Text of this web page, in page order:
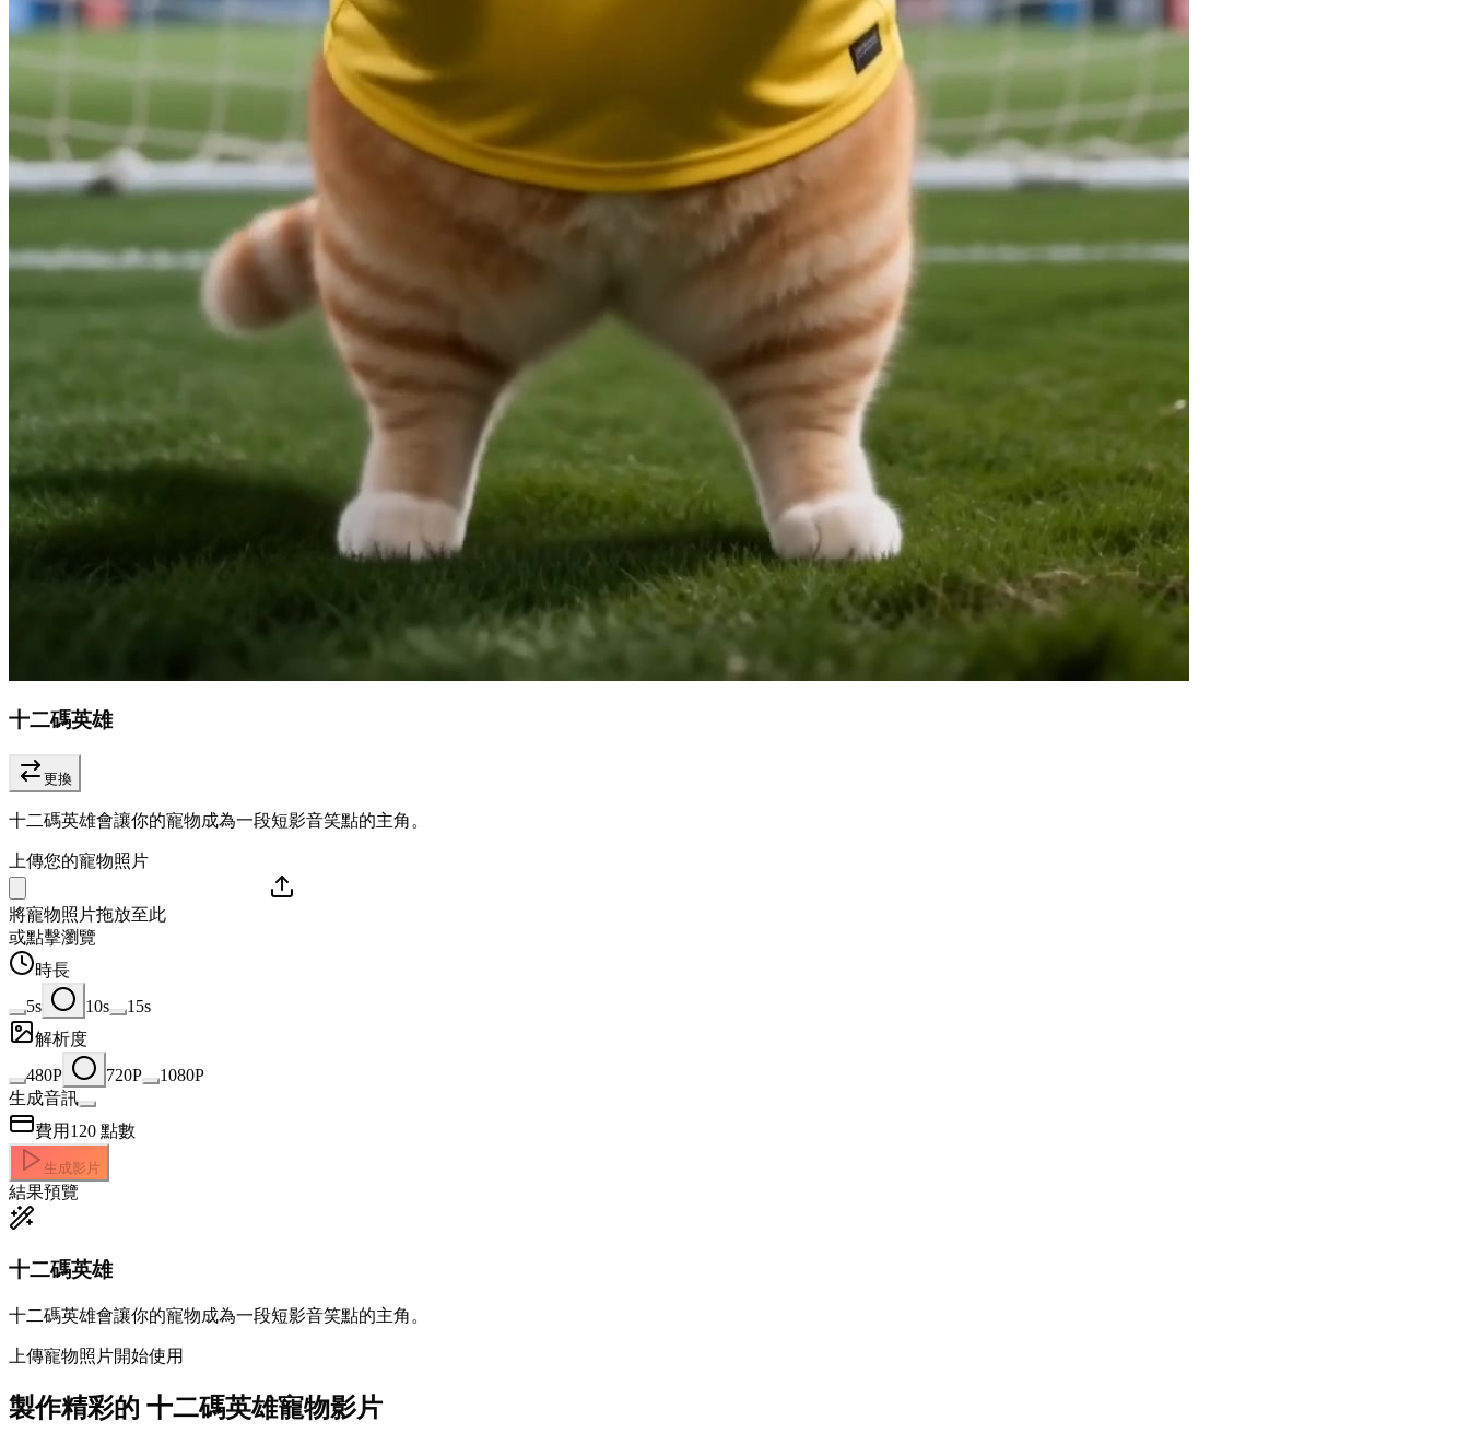
十二碼英雄
更換
十二碼英雄會讓你的寵物成為一段短影音笑點的主角。
上傳您的寵物照片
將寵物照片拖放至此
或點擊瀏覽
時長
5s
10s
15s
解析度
480P
720P
1080P
生成音訊
費用 120 點數
生成影片
結果預覽
十二碼英雄
十二碼英雄會讓你的寵物成為一段短影音笑點的主角。
上傳寵物照片開始使用
製作精彩的 十二碼英雄寵物影片